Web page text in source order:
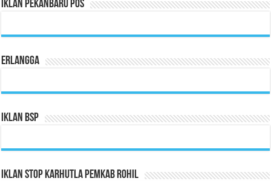
Iklan Pekanbaru Pos
Erlangga
Iklan BSP
Iklan Stop Karhutla Pemkab Rohil